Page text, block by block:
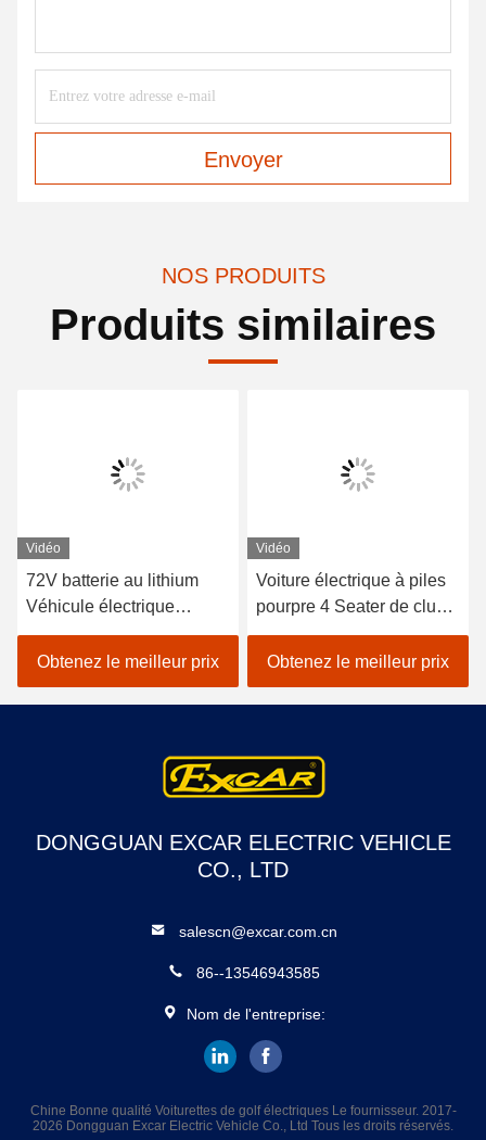
Envoyer
NOS PRODUITS
Produits similaires
Vidéo
72V batterie au lithium
Véhicule électrique
Shuttle Bus 18 passagers
Autobus ouverts pour le
tourisme
Obtenez le meilleur prix
Vidéo
Voiture électrique à piles
pourpre 4 Seater de club
de la voiture 48V de golf
mini
Obtenez le meilleur prix
DONGGUAN EXCAR ELECTRIC VEHICLE
CO., LTD
salescn@excar.com.cn
86--13546943585
Nom de l'entreprise:
Chine Bonne qualité Voiturettes de golf électriques Le fournisseur. 2017-
2026 Dongguan Excar Electric Vehicle Co., Ltd Tous les droits réservés.